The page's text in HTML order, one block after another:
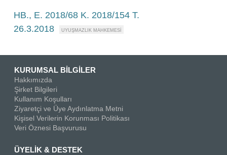
HB., E. 2018/68 K. 2018/154 T.
26.3.2018
KURUMSAL BİLGİLER
Hakkımızda
Şirket Bilgileri
Kullanım Koşulları
Ziyaretçi ve Üye Aydınlatma Metni
Kişisel Verilerin Korunması Politikası
Veri Öznesi Başvurusu
ÜYELİK & DESTEK